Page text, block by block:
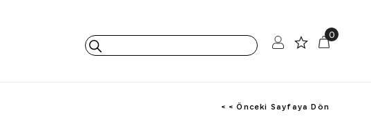
0
< < Önceki Sayfaya Dön